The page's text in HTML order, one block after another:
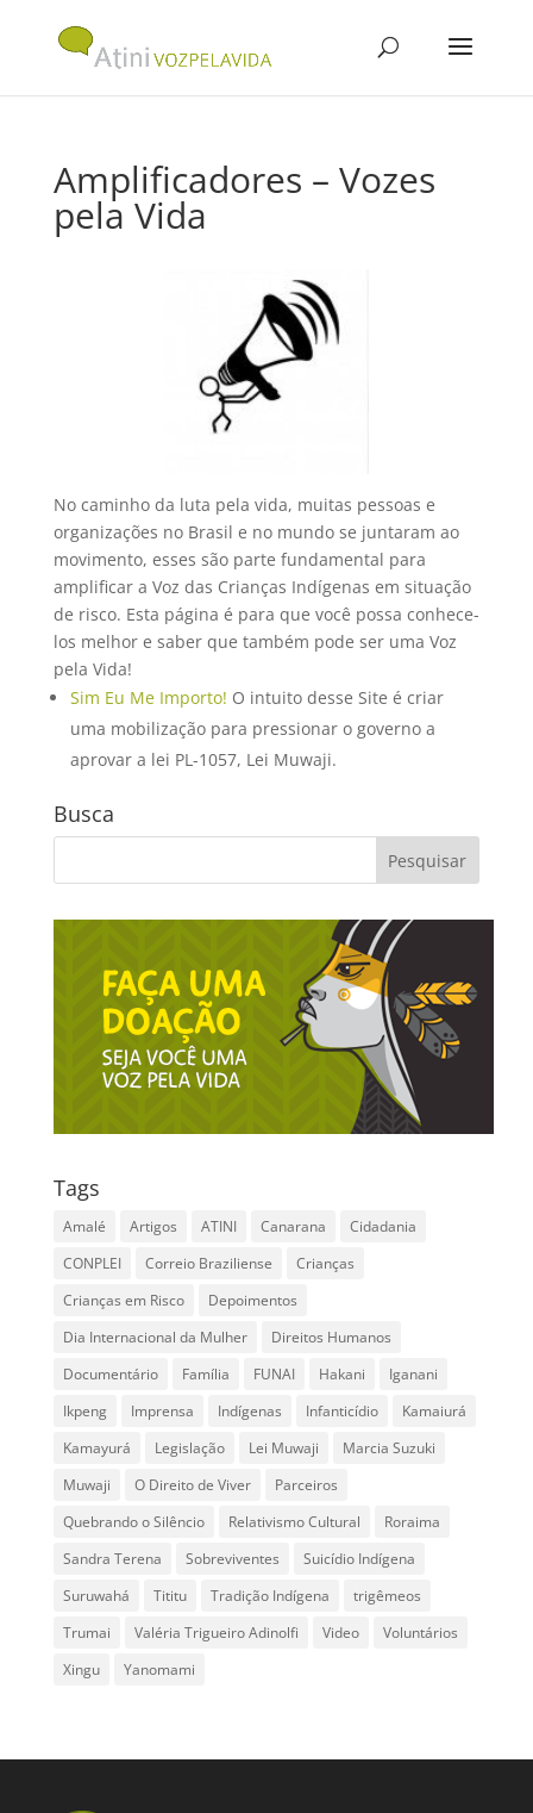
Amplificadores – Vozes
pela Vida
No caminho da luta pela vida, muitas pessoas e
organizações no Brasil e no mundo se juntaram ao
movimento, esses são parte fundamental para
amplificar a Voz das Crianças Indígenas em situação
de risco. Esta página é para que você possa conhece-
los melhor e saber que também pode ser uma Voz
pela Vida!
Sim Eu Me Importo! O intuito desse Site é criar
uma mobilização para pressionar o governo a
aprovar a lei PL-1057, Lei Muwaji.
Busca
Tags
Amalé Artigos ATINI Canarana
Cidadania
CONPLEI
Correio Braziliense
Crianças
Crianças em Risco
Depoimentos
Dia Internacional da Mulher
Direitos Humanos
Documentário
Família FUNAI Hakani
Iganani
Ikpeng
Imprensa Indígenas Infanticídio
Kamaiurá
Kamayurá
Legislação Lei Muwaji
Marcia Suzuki
Muwaji
O Direito de Viver
Parceiros
Quebrando o Silêncio
Relativismo Cultural
Roraima
Sandra Terena
Sobreviventes
Suicídio Indígena
Suruwahá
Tititu Tradição Indígena
trigêmeos
Trumai
Valéria Trigueiro Adinolfi Video
Voluntários
Xingu
Yanomami